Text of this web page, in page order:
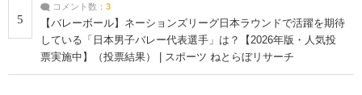
5
コメント数： 3
【バレーボール】ネーションズリーグ日本ラウンドで活躍を期待
している「日本男子バレー代表選手」は？【2026年版・人気投
票実施中】（投票結果） | スポーツ ねとらぼリサーチ